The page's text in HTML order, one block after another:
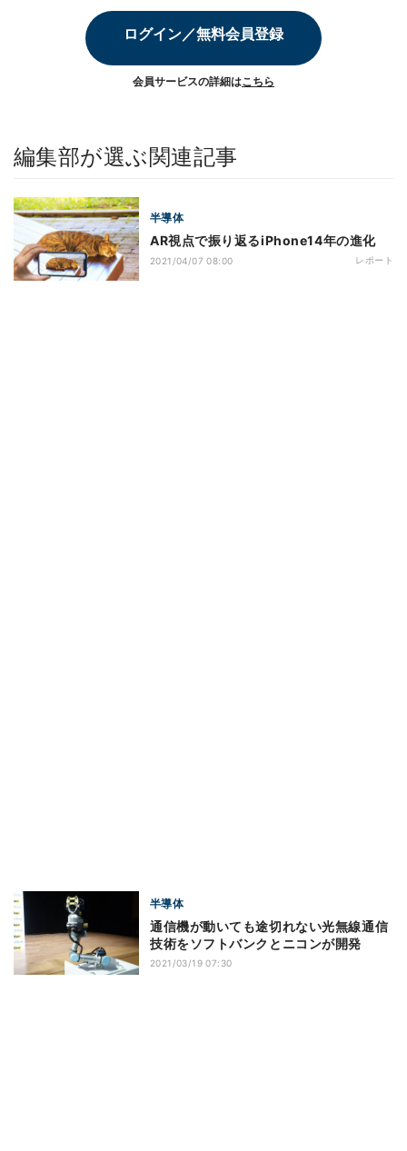
ログイン／無料会員登録
会員サービスの詳細はこちら
編集部が選ぶ関連記事
半導体
AR視点で振り返るiPhone14年の進化
2021/04/07 08:00 レポート
半導体
通信機が動いても途切れない光無線通信
技術をソフトバンクとニコンが開発
2021/03/19 07:30